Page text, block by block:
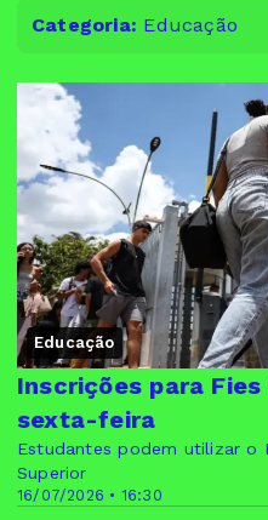
Categoria: Educação
Educação
16/07/2026 • 16:30
Inscrições para
sexta-feira
Estudantes podem utilizar o
Superior